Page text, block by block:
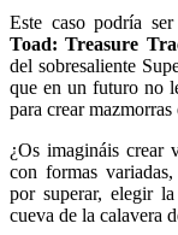
Este caso podría
Toad: Treasure
del sobresaliente
que en un futuro no
para crear
¿Os imagináis crear
con formas
por superar, elegir
cueva de la calavera